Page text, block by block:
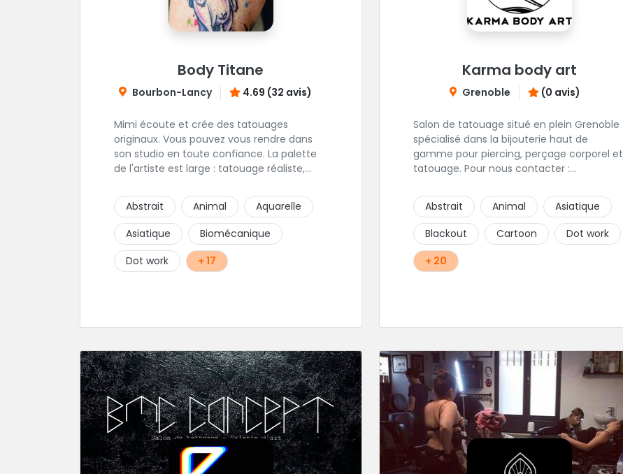
Body Titane
Bourbon-Lancy 4.69 (32 avis)
Mimi écoute et crée des tatouages
originaux. Vous pouvez vous rendre dans
son studio en toute confiance. La palette
de l'artiste est large : tatouage réaliste,
figuratif. Tout est question d'échange pour
construire un projet qui vous ressemble.
Abstrait Animal
Aquarelle
Asiatique
Biomécanique
Dot work
+ 17
Karma body art
Grenoble (0 avis)
Salon de tatouage situé en plein Grenoble
spécialisé dans la bijouterie haut de
gamme pour piercing, perçage corporel et
tatouage. Pour nous contacter :
Abstrait
Animal
Asiatique
Blackout
Cartoon
Dot work
+ 20